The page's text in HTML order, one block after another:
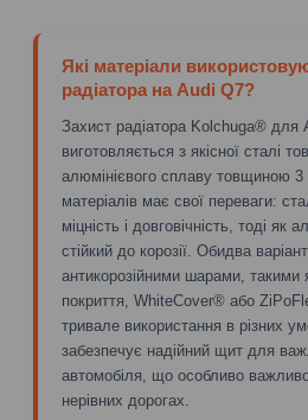
Які матеріали
радіатора на Audi Q7?
Захист радіатора Kolchuga® для
виготовляється з якісної сталі
алюмінієвого сплаву товщиною
матеріалів має свої переваги:
міцність і довговічність, тоді як
стійкий до корозії. Обидва
антикорозійними шарами, такими
покриття, WhiteCover® або
тривале використання в різних
забезпечує надійний щит для
автомобіля, що особливо
нерівних дорогах.